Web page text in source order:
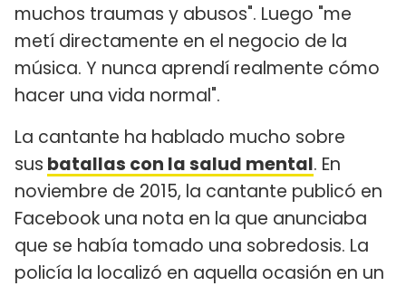
muchos traumas y abusos". Luego "me
metí directamente en el negocio de la
música. Y nunca aprendí realmente cómo
hacer una vida normal".
La cantante ha hablado mucho sobre
sus batallas con la salud mental. En
noviembre de 2015, la cantante publicó en
Facebook una nota en la que anunciaba
que se había tomado una sobredosis. La
policía la localizó en aquella ocasión en un